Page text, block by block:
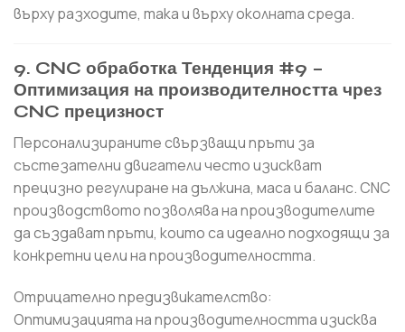
върху разходите, така и върху околната среда.
9. CNC обработка Тенденция #9 –
Оптимизация на производителността чрез
CNC прецизност
Персонализираните свързващи пръти за
състезателни двигатели често изискват
прецизно регулиране на дължина, маса и баланс. CNC
производството позволява на производителите
да създават пръти, които са идеално подходящи за
конкретни цели на производителността.
Отрицателно предизвикателство:
Оптимизацията на производителността изисква